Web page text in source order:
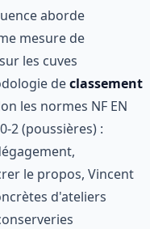
aborde
mesure de
les cuves
declassement
les normes NF EN
2 (poussières) :
le propos, Vincent
d'ateliers